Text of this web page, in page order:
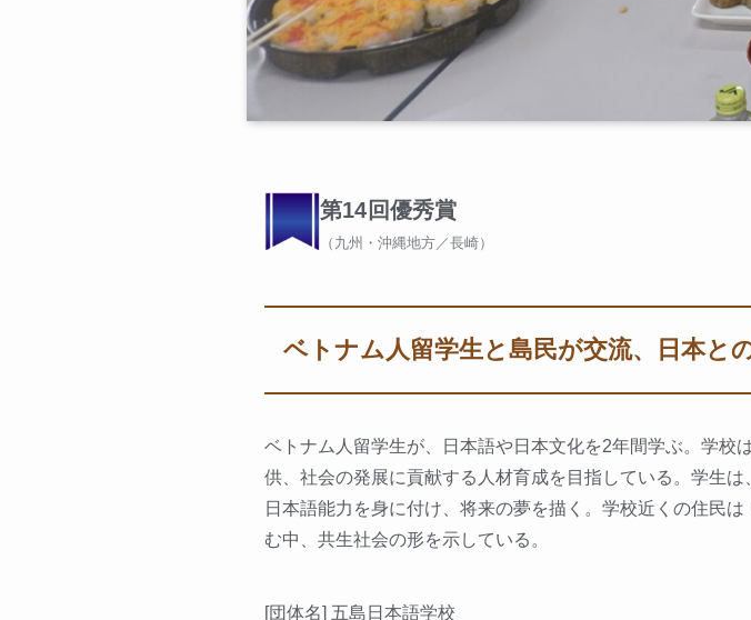
第14回優秀賞
（九州・沖縄地方／長崎）
ベトナム人留学生と島民が交流、日本と
ベトナム人留学生が、日本語や日本文化を2年間学ぶ。学校
供、社会の発展に貢献する人材育成を目指している。学生
日本語能力を身に付け、将来の夢を描く。学校近くの住民
む中、共生社会の形を示している。
[団体名] 五島日本語学校